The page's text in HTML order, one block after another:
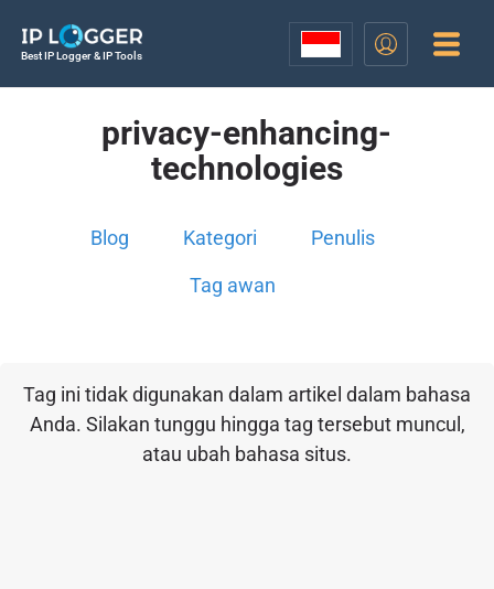
Best IP Logger & IP Tools
privacy-enhancing-
technologies
Blog Kategori Penulis
Tag awan